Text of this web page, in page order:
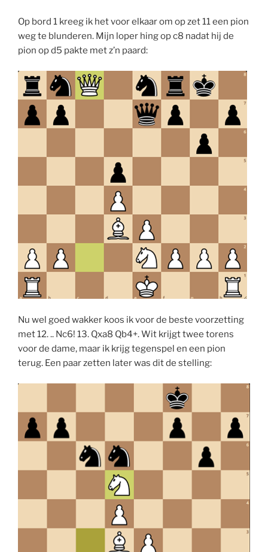
Op bord 1 kreeg ik het voor elkaar om op zet 11 een pion
weg te blunderen. Mijn loper hing op c8 nadat hij de
pion op d5 pakte met z’n paard:
Nu wel goed wakker koos ik voor de beste voorzetting
met 12. .. Nc6! 13. Qxa8 Qb4+. Wit krijgt twee torens
voor de dame, maar ik krijg tegenspel en een pion
terug. Een paar zetten later was dit de stelling: